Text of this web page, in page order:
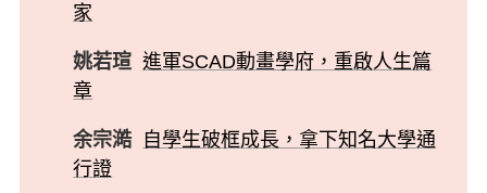
家
姚若瑄 進軍SCAD動畫學府，重啟人生篇
章
余宗澔
自學生破框成長，拿下知名大學通
行證